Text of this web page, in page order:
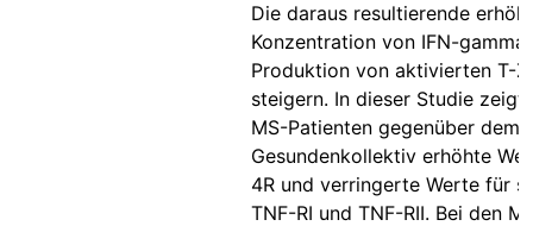
Die daraus resultierende
Konzentration von IFN-gamma
Produktion von aktivierten T-
steigern. In dieser Studie
MS-Patienten gegenüber dem
Gesundenkollektiv erhöhte
4R und verringerte Werte für
TNF-RI und TNF-RII. Bei den